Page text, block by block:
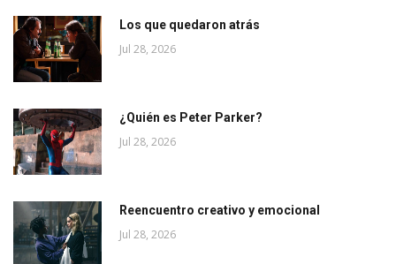
Los que quedaron atrás
Jul 28, 2026
¿Quién es Peter Parker?
Jul 28, 2026
Reencuentro creativo y emocional
Jul 28, 2026